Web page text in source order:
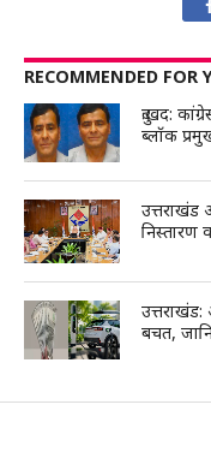
RECOMMENDED FOR
दुःखद:
ब्लॉक
उत्तराखंड:
बचत,